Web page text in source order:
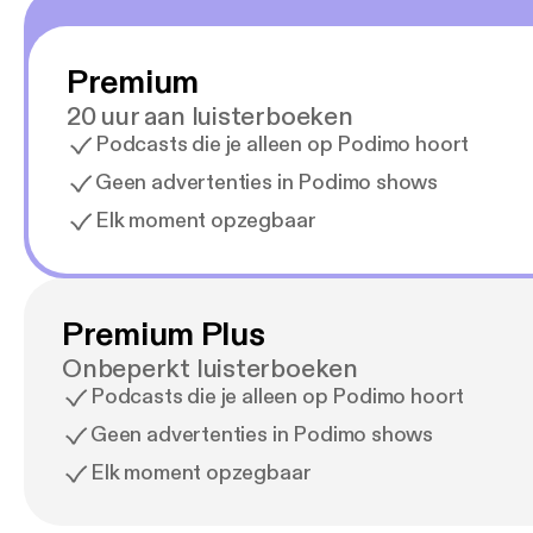
Premium
20 uur aan luisterboeken
Podcasts die je alleen op Podimo hoort
Geen advertenties in Podimo shows
Elk moment opzegbaar
Premium Plus
Onbeperkt luisterboeken
Podcasts die je alleen op Podimo hoort
Geen advertenties in Podimo shows
Elk moment opzegbaar